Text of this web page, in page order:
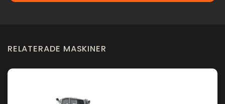
RELATERADE MASKINER